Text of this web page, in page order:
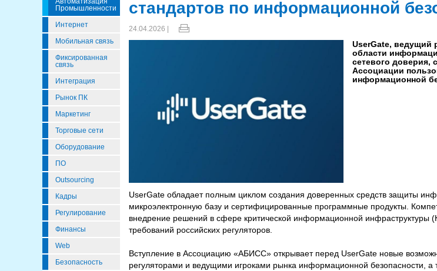
Промышленности
Интернет
Мобильная связь
Фиксированная
связь
Интеграция
Рынок ПК
Маркетинг
Торговые сети
Оборудование
ПО
Outsourcing
Кадры
Регулирование
Финансы
Web
Безопасность
стандартов по информационной
24.04.2026 |
UserGate, ведущий
области
сетевого доверия,
Ассоциации
информационной
UserGate обладает полным циклом создания доверенных средств защиты
микроэлектронную базу и сертифицированные программные продукты.
внедрение решений в сфере критической информационной инфраструктуры
требований российских регуляторов.
Вступление в Ассоциацию «АБИСС» открывает перед UserGate новые
регуляторами и ведущими игроками рынка информационной безопасности, а